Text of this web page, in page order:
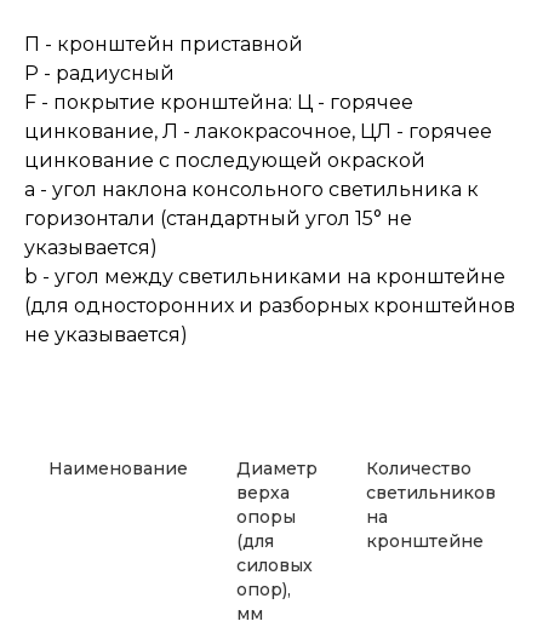
П - кронштейн приставной
Р - радиусный
F - покрытие кронштейна: Ц - горячее
цинкование, Л - лакокрасочное, ЦЛ - горячее
цинкование с последующей окраской
a - угол наклона консольного светильника к
горизонтали (стандартный угол 15° не
указывается)
b - угол между светильниками на кронштейне
(для односторонних и разборных кронштейнов
не указывается)
Наименование
Диаметр
верха
опоры
(для
силовых
опор),
мм
Количество
светильников
на
кронштейне